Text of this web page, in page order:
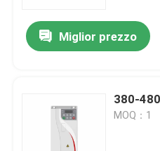
Miglior prezzo
380-
MOQ：1